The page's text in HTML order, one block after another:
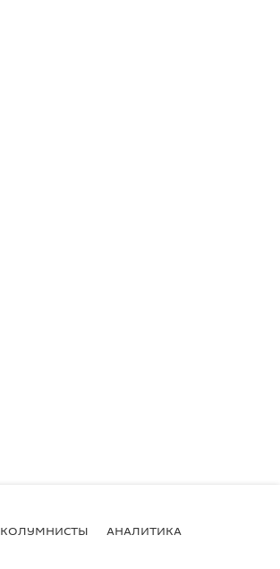
КОЛУМНИСТЫ АНАЛИТИКА